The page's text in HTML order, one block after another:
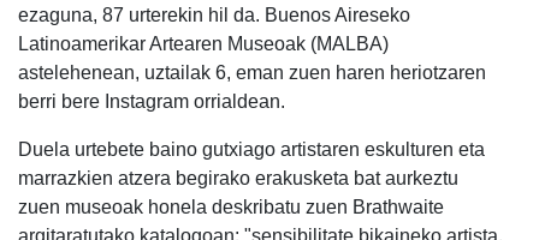
ezaguna, 87 urterekin hil da. Buenos Aireseko
Latinoamerikar Artearen Museoak (MALBA)
astelehenean, uztailak 6, eman zuen haren heriotzaren
berri bere Instagram orrialdean.
Duela urtebete baino gutxiago artistaren eskulturen eta
marrazkien atzera begirako erakusketa bat aurkeztu
zuen museoak honela deskribatu zuen Brathwaite
argitaratutako katalogoan: "sensibilitate bikaineko artista,